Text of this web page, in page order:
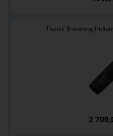
Tlumič Browning
2